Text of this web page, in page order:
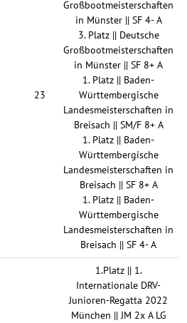
23
Großbootmeisterschaften
in Münster || SF 4- A
3. Platz || Deutsche
Großbootmeisterschaften
in Münster || SF 8+ A
1. Platz || Baden-
Württembergische
Landesmeisterschaften in
Breisach || SM/F 8+ A
1. Platz || Baden-
Württembergische
Landesmeisterschaften in
Breisach || SF 8+ A
1. Platz || Baden-
Württembergische
Landesmeisterschaften in
Breisach || SF 4- A
1.Platz || 1.
Internationale DRV-
Junioren-Regatta 2022
München || JM 2x A LG